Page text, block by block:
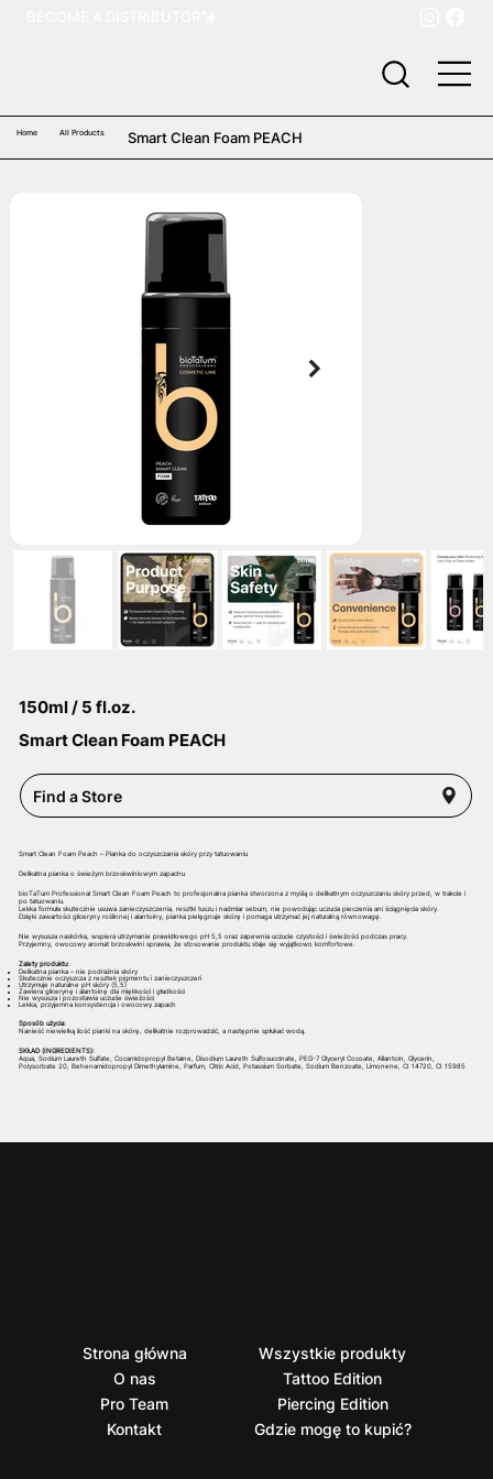
150ml / 5 fl.oz.
Smart Clean Foam PEACH
Find a Store
Smart Clean Foam Peach – Pianka do oczyszczania skóry przy tatuowaniu
Delikatna pianka o świeżym brzoskwiniowym zapachu
bioTaTum Professional Smart Clean Foam Peach to profesjonalna pianka stworzona z myślą o delikatnym oczyszczaniu skóry przed, w trakcie i
po tatuowaniu.
Lekka formuła skutecznie usuwa zanieczyszczenia, resztki tuszu i nadmiar sebum, nie powodując uczucia pieczenia ani ściągnięcia skóry.
Dzięki zawartości gliceryny roślinnej i alantoiny, pianka pielęgnuje skórę i pomaga utrzymać jej naturalną równowagę.
Nie wysusza naskórka, wspiera utrzymanie prawidłowego pH 5,5 oraz zapewnia uczucie czystości i świeżości podczas pracy.
Przyjemny, owocowy aromat brzoskwini sprawia, że stosowanie produktu staje się wyjątkowo komfortowe.
Zalety produktu:
Delikatna pianka – nie podrażnia skóry
Skutecznie oczyszcza z resztek pigmentu i zanieczyszczeń
Utrzymuje naturalne pH skóry (5,5)
Zawiera glicerynę i alantoinę dla miękkości i gładkości
Nie wysusza i pozostawia uczucie świeżości
Lekka, przyjemna konsystencja i owocowy zapach
Sposób użycia:
Nanieść niewielką ilość pianki na skórę, delikatnie rozprowadzić, a następnie spłukać wodą.
SKŁAD (INGREDIENTS):
Aqua, Sodium Laureth Sulfate, Cocamidopropyl Betaine, Disodium Laureth Sulfosuccinate, PEG-7 Glyceryl Cocoate, Allantoin, Glycerin,
Polysorbate 20, Behenamidopropyl Dimethylamine, Parfum, Citric Acid, Potassium Sorbate, Sodium Benzoate, Limonene, CI 14720, CI 15985
Home All Products Smart Clean Foam PEACH
Strona główna
O nas
Pro Team
Kontakt
Wszystkie produkty
Tattoo Edition
Piercing Edition
Gdzie mogę to kupić?